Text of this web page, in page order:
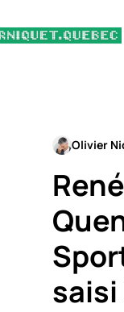
Olivier